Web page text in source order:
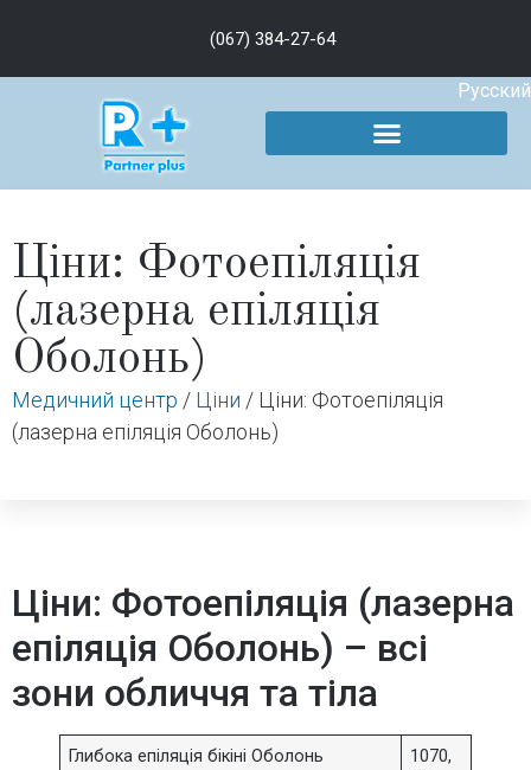
(067) 384-27-64
Русский
Ціни: Фотоепіляція
(лазерна епіляція
Оболонь)
Медичний центр / Ціни / Ціни: Фотоепіляція
(лазерна епіляція Оболонь)
Ціни: Фотоепіляція (лазерна
епіляція Оболонь) – всі
зони обличчя та тіла
Глибока епіляція бікіні Оболонь
1070,